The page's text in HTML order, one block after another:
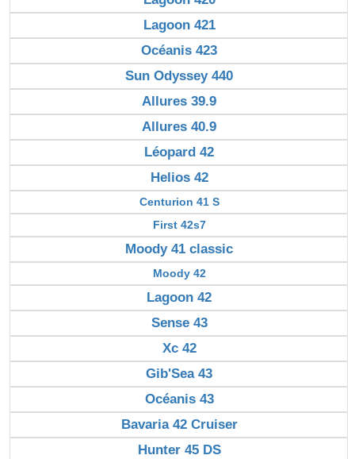
Lagoon 421
Océanis 423
Sun Odyssey 440
Allures 39.9
Allures 40.9
Léopard 42
Helios 42
Centurion 41 S
First 42s7
Moody 41 classic
Moody 42
Lagoon 42
Sense 43
Xc 42
Gib'Sea 43
Océanis 43
Bavaria 42 Cruiser
Hunter 45 DS